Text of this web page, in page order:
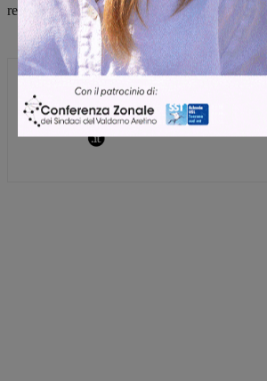
regionale 800 425 425 o al 115 dei Vigili del
Glenda Venturini
Capo redattore